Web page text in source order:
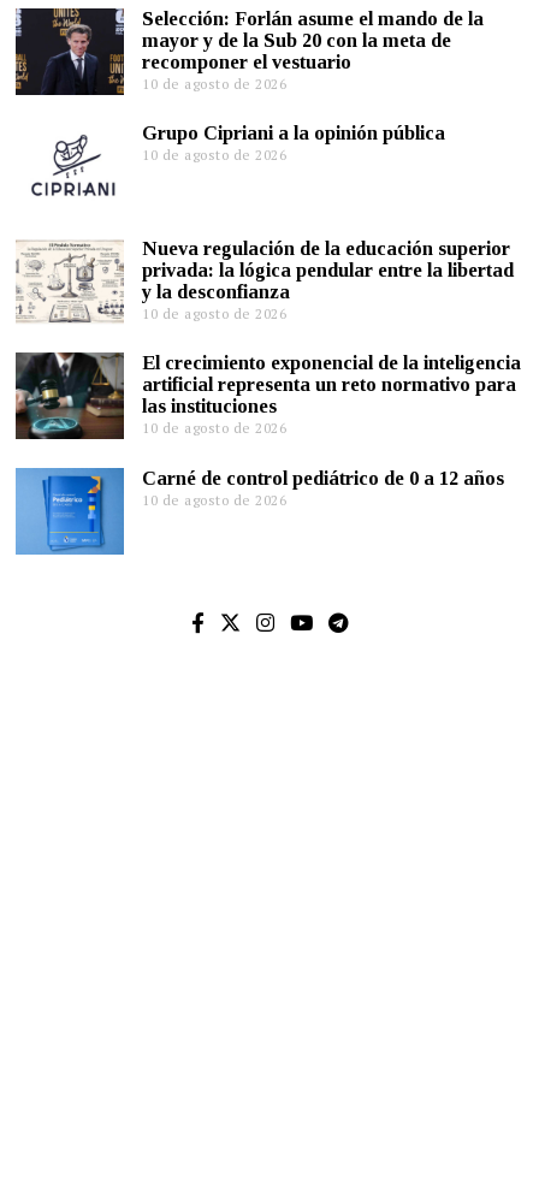
Selección: Forlán asume el mando de la
mayor y de la Sub 20 con la meta de
recomponer el vestuario
10 de agosto de 2026
Grupo Cipriani a la opinión pública
10 de agosto de 2026
Nueva regulación de la educación superior
privada: la lógica pendular entre la libertad
y la desconfianza
10 de agosto de 2026
El crecimiento exponencial de la inteligencia
artificial representa un reto normativo para
las instituciones
10 de agosto de 2026
Carné de control pediátrico de 0 a 12 años
10 de agosto de 2026